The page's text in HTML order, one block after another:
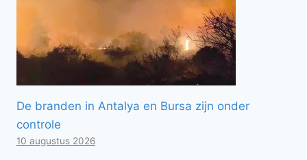
De branden in Antalya en Bursa zijn onder
controle
10 augustus 2026